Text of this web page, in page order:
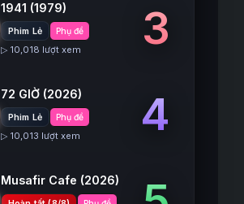
1941 (1979)
Phim Lẻ Phụ đề
▷ 10,018 lượt xem 3
72 GIỜ (2026)
Phim Lẻ Phụ đề
▷ 10,013 lượt xem 4
Musafir Cafe (2026)